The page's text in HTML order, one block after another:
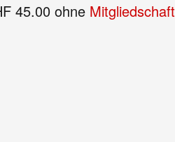
45.00 ohne Mitgliedschaft